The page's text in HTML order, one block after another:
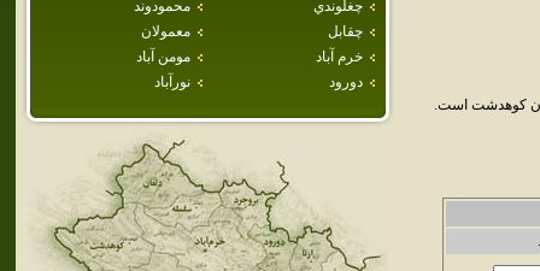
چغلوندي
محمودوند
چقابل
معمولان
خرم آباد
مومن آباد
دورود
نورآباد
کوهدشت است.